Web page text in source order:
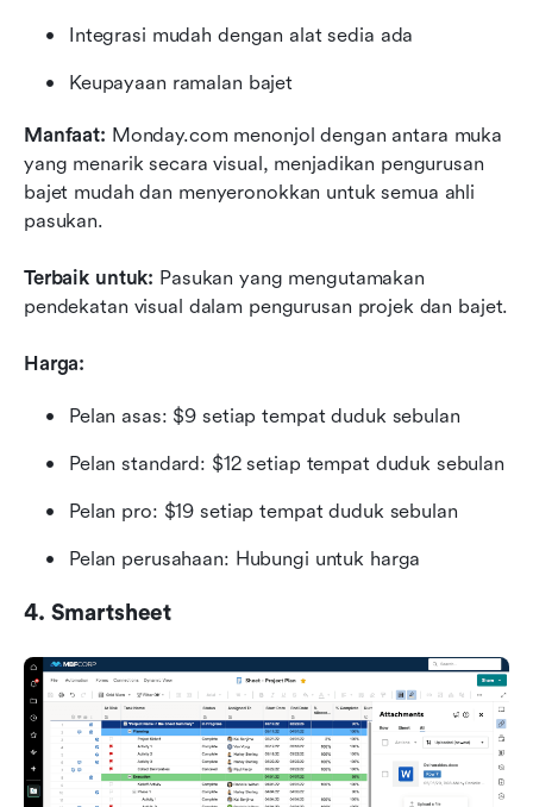
Integrasi mudah dengan alat sedia ada
Keupayaan ramalan bajet
Manfaat: Monday.com menonjol dengan antara muka
yang menarik secara visual, menjadikan pengurusan
bajet mudah dan menyeronokkan untuk semua ahli
pasukan.
Terbaik untuk: Pasukan yang mengutamakan
pendekatan visual dalam pengurusan projek dan bajet.
Harga:
Pelan asas: $9 setiap tempat duduk sebulan
Pelan standard: $12 setiap tempat duduk sebulan
Pelan pro: $19 setiap tempat duduk sebulan
Pelan perusahaan: Hubungi untuk harga
4. Smartsheet